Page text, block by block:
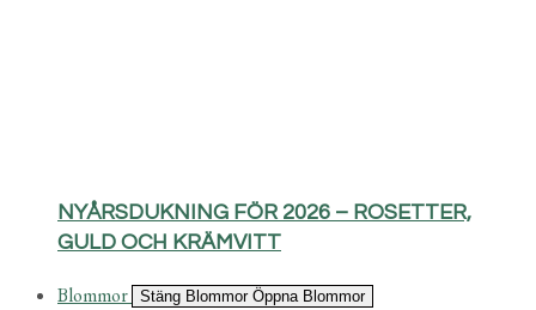
NYÅRSDUKNING FÖR 2026 – ROSETTER,
GULD OCH KRÄMVITT
Blommor Stäng Blommor Öppna Blommor